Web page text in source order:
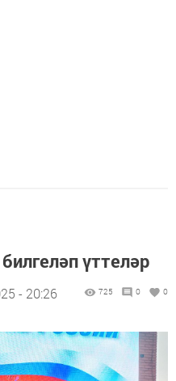
үттеләр
- 20:26 725 0 0